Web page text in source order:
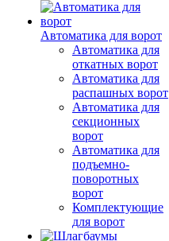
Автоматика для ворот
Автоматика для
откатных ворот
Автоматика для
распашных ворот
Автоматика для
секционных
ворот
Автоматика для
подъемно-
поворотных
ворот
Комплектующие
для ворот